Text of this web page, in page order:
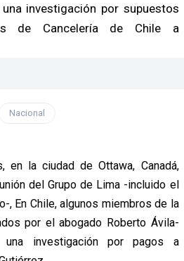
investigación por supuestos
de Cancelería de Chile a
Nacional
en la ciudad de Ottawa, Canadá,
del Grupo de Lima -incluido el
, En Chile, algunos miembros de la
por el abogado Roberto Ávila-
una investigación por pagos a